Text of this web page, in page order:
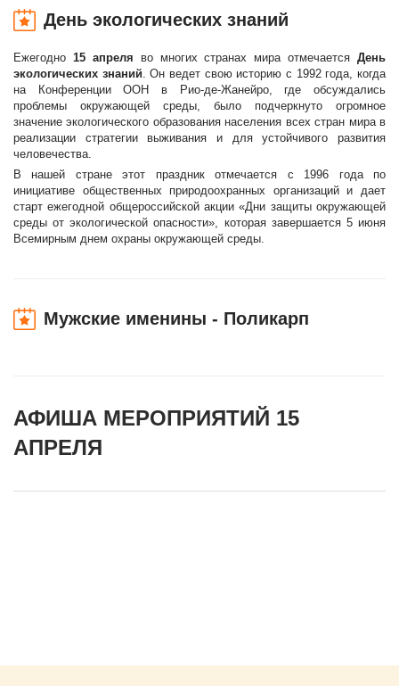
День экологических знаний
Ежегодно 15 апреля во многих странах мира отмечается День
экологических знаний. Он ведет свою историю с 1992 года, когда
на Конференции ООН в Рио-де-Жанейро, где обсуждались
проблемы окружающей среды, было подчеркнуто огромное
значение экологического образования населения всех стран мира в
реализации стратегии выживания и для устойчивого развития
человечества.
В нашей стране этот праздник отмечается с 1996 года по
инициативе общественных природоохранных организаций и дает
старт ежегодной общероссийской акции «Дни защиты окружающей
среды от экологической опасности», которая завершается 5 июня
Всемирным днем охраны окружающей среды.
Мужские именины - Поликарп
АФИША МЕРОПРИЯТИЙ 15
АПРЕЛЯ